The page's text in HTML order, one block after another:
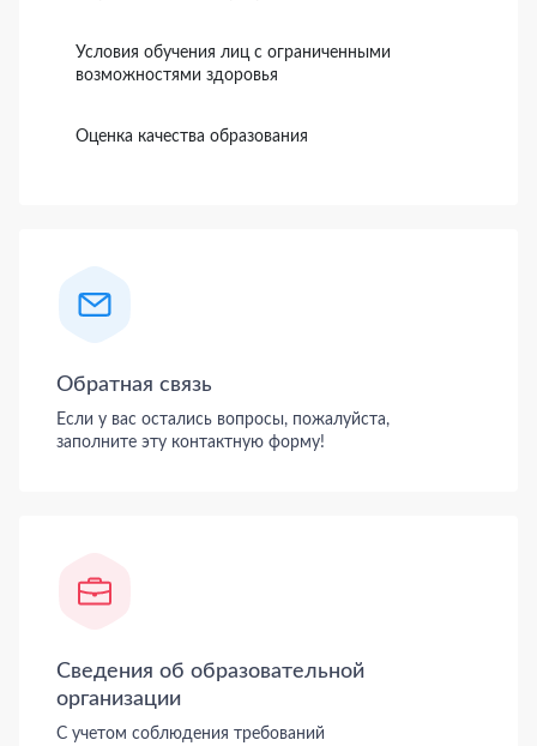
Условия обучения лиц с ограниченными
возможностями здоровья
Оценка качества образования
Обратная связь
Если у вас остались вопросы, пожалуйста,
заполните эту контактную форму!
Сведения об образовательной
организации
С учетом соблюдения требований